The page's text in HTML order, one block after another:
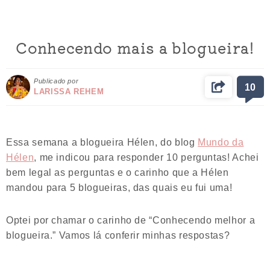
Conhecendo mais a blogueira!
Publicado por
LARISSA REHEM 10
Essa semana a blogueira Hélen, do blog Mundo da
Hélen, me indicou para responder 10 perguntas! Achei
bem legal as perguntas e o carinho que a Hélen
mandou para 5 blogueiras, das quais eu fui uma!
Optei por chamar o carinho de “Conhecendo melhor a
blogueira.” Vamos lá conferir minhas respostas?